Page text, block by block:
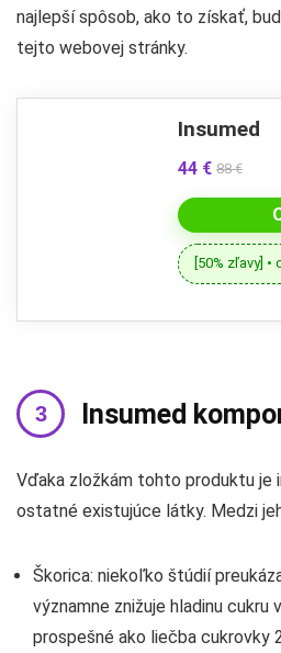
najlepší spôsob, ako to získať,
tejto webovej stránky.
Insumed
44 € 88 €
[50% zľavy]
Insumed
Vďaka zložkám tohto produktu je
ostatné existujúce látky. Medzi
Škorica: niekoľko štúdií
významne znižuje hladinu cukru
prospešné ako liečba cukrovky